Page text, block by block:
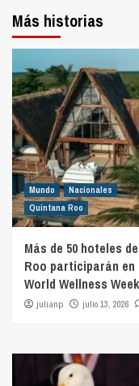
Más historias
Mundo
Nacionales
Quintana Roo
Más de 50 hoteles
Roo participarán en
World Wellness
julianp julio 13, 2026